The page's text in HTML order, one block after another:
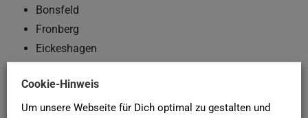
Bonsfeld
Fronberg
Eickeshagen
Kontaktmöglichkeiten
Cookie-Hinweis
Um unsere Webseite für Dich optimal zu gestalten und